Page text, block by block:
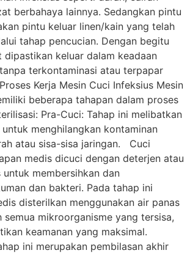
berbahaya lainnya. Sedangkan pintu
pintu keluar linen/kain yang telah
tahap pencucian. Dengan begitu
dipastikan keluar dalam keadaan
terkontaminasi atau terpapar
Kerja Mesin Cuci Infeksius Mesin
beberapa tahapan dalam proses
Pra-Cuci: Tahap ini melibatkan
menghilangkan kontaminan
atau sisa-sisa jaringan. Cuci
medis dicuci dengan deterjen atau
untuk membersihkan dan
dan bakteri. Pada tahap ini
disterilkan menggunakan air panas
semua mikroorganisme yang tersisa,
keamanan yang maksimal.
ini merupakan pembilasan akhir